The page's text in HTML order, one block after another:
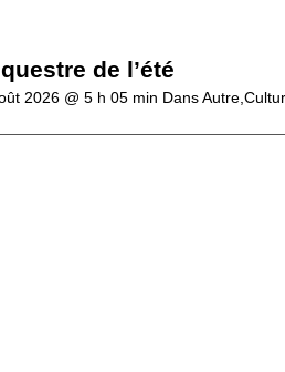
de l’été
2026 @ 5 h 05 min Dans